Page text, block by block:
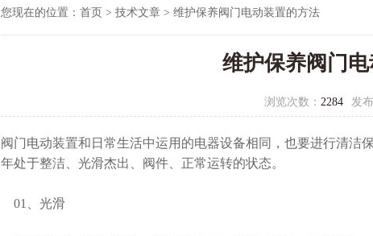
您现在的位置： 首页 > 技术文章 > 维护保养阀门电动装置的方法
维护保养阀门
浏览次数： 2284 发
阀门电动装置和日常生活中运用的电器设备相同，也要进行清洁
年处于整洁、光滑杰出、阀件、正常运转的状态。
01、光滑